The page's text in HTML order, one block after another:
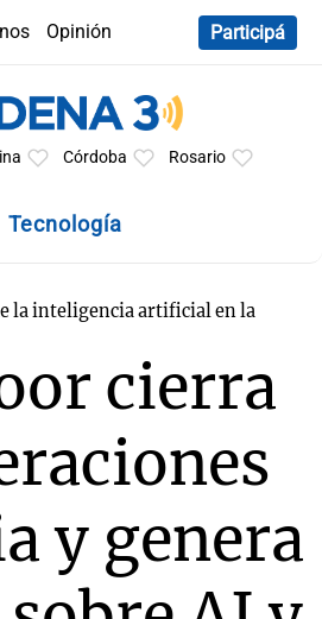
Opinión
Participá
Córdoba Rosario
Tecnología
la inteligencia artificial en la
cierra
y genera